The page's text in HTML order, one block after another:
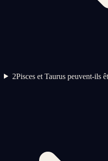
2Pisces et Taurus peuvent-ils